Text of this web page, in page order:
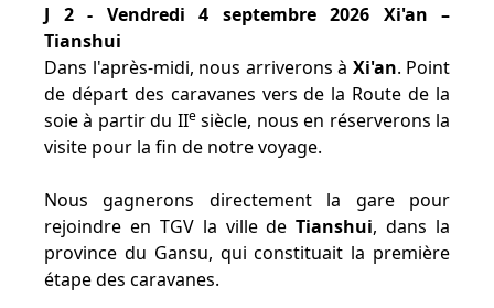
J 2 - Vendredi 4 septembre 2026 Xi'an –
Tianshui
Dans l'après-midi, nous arriverons à Xi'an. Point
de départ des caravanes vers de la Route de la
soie à partir du IIesiècle, nous en réserverons la
visite pour la fin de notre voyage.
Nous gagnerons directement la gare pour
rejoindre en TGV la ville deTianshui, dans la
province du Gansu, qui constituait la première
étape des caravanes.